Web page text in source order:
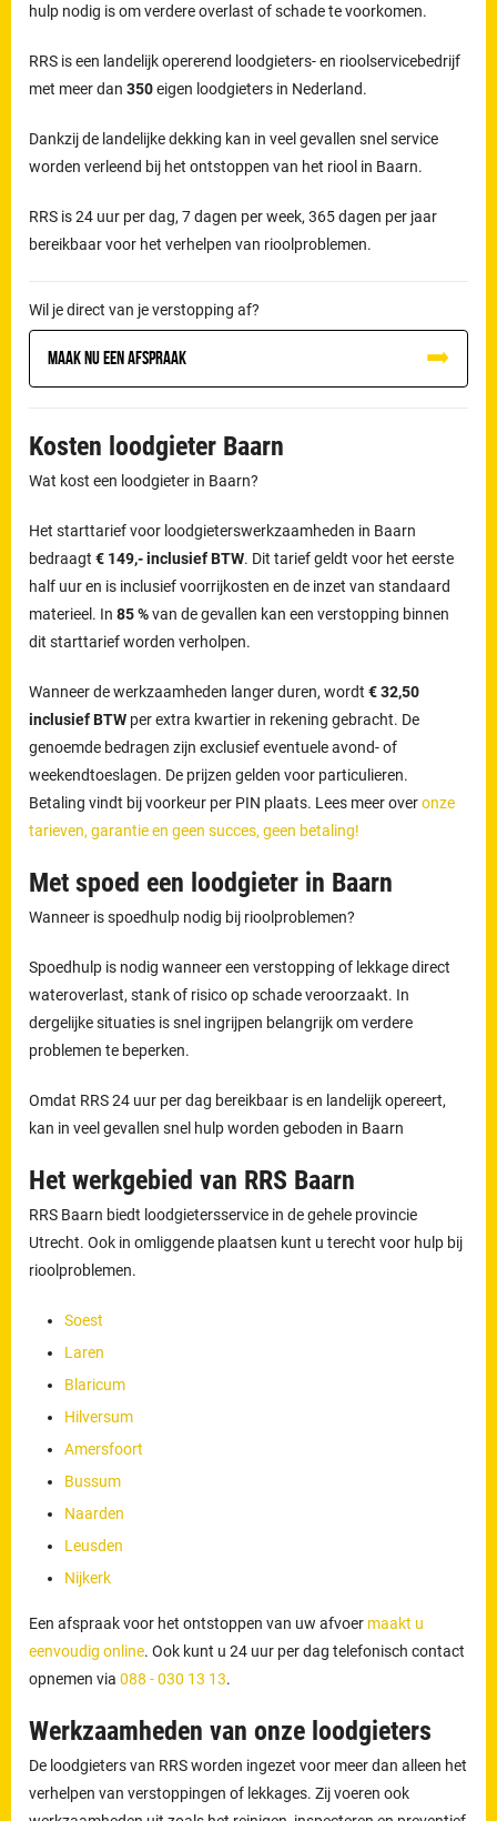
hulp nodig is om verdere overlast of schade te voorkomen.
RRS is een landelijk opererend loodgieters- en rioolservicebedrijf
met meer dan350eigen loodgieters in Nederland.
Dankzij de landelijke dekking kan in veel gevallen snel service
worden verleend bij het ontstoppen van het riool in Baarn.
RRS is 24 uur per dag, 7 dagen per week, 365 dagen per jaar
bereikbaar voor het verhelpen van rioolproblemen.
Wil je direct van je verstopping af?
Maak nu een afspraak
Kosten loodgieter Baarn
Wat kost een loodgieter in Baarn?
Het starttarief voor loodgieterswerkzaamheden in Baarn
bedraagt€ 149,- inclusief BTW. Dit tarief geldt voor het eerste
half uur en is inclusief voorrijkosten en de inzet van standaard
materieel. In85 %van de gevallen kan een verstopping binnen
dit starttarief worden verholpen.
Wanneer de werkzaamheden langer duren, wordt€ 32,50
inclusief BTW per extra kwartier in rekening gebracht. De
genoemde bedragen zijn exclusief eventuele avond- of
weekendtoeslagen. De prijzen gelden voor particulieren.
Betaling vindt bij voorkeur per PIN plaats. Lees meer overonze
tarieven, garantie en geen succes, geen betaling!
Met spoed een loodgieter in Baarn
Wanneer is spoedhulp nodig bij rioolproblemen?
Spoedhulp is nodig wanneer een verstopping of lekkage direct
wateroverlast, stank of risico op schade veroorzaakt. In
dergelijke situaties is snel ingrijpen belangrijk om verdere
problemen te beperken.
Omdat RRS 24 uur per dag bereikbaar is en landelijk opereert,
kan in veel gevallen snel hulp worden geboden in Baarn
Het werkgebied van RRS Baarn
RRS Baarn biedt loodgietersservice in de gehele provincie
Utrecht. Ook in omliggende plaatsen kunt u terecht voor hulp bij
rioolproblemen.
Soest
Laren
Blaricum
Hilversum
Amersfoort
Bussum
Naarden
Leusden
Nijkerk
Een afspraak voor het ontstoppen van uw afvoer maakt u
eenvoudig online. Ook kunt u 24 uur per dag telefonisch contact
opnemen via088 - 030 13 13.
Werkzaamheden van onze loodgieters
De loodgieters van RRS worden ingezet voor meer dan alleen het
verhelpen van verstoppingen of lekkages. Zij voeren ook